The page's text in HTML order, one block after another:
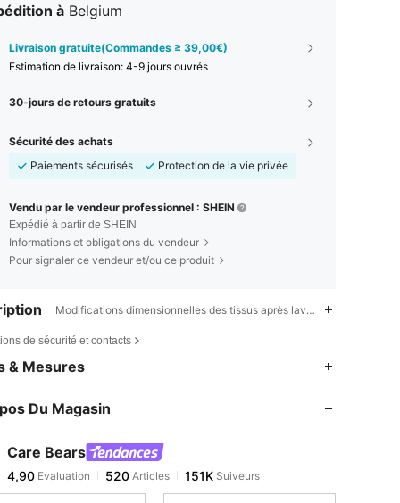
à Belgium
Livraison gratuite(Commandes ≥ 39,00€)
Estimation de livraison: 4-9 jours ouvrés
30-jours de retours gratuits
Sécurité des achats
Paiements sécurisés
Protection de la vie privée
Vendu par le vendeur professionnel : SHEIN
Expédié à partir de SHEIN
Informations et obligations du vendeur
Pour signaler ce vendeur et/ou ce produit
Modifications dimensionnelles des tissus après lavage à
de sécurité et contacts
& Mesures
Du Magasin
Care Bears
4,90
520
4,90Evaluation 520Articles
4***7est en train de naviguer